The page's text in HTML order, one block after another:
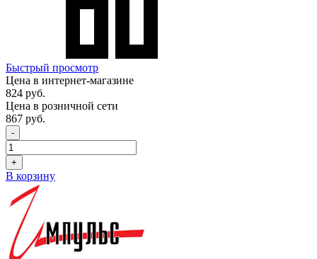
Быстрый просмотр
Цена в интернет-магазине
824 руб.
Цена в розничной сети
867 руб.
-
+
В корзину